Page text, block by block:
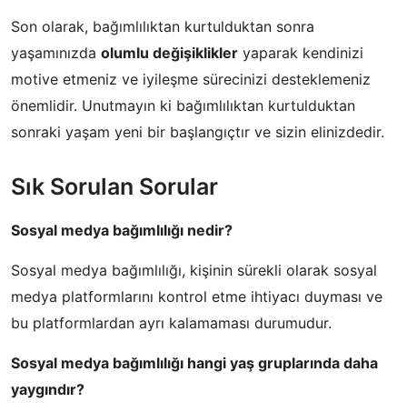
Son olarak, bağımlılıktan kurtulduktan sonra
yaşamınızda olumlu değişiklikler yaparak kendinizi
motive etmeniz ve iyileşme sürecinizi desteklemeniz
önemlidir. Unutmayın ki bağımlılıktan kurtulduktan
sonraki yaşam yeni bir başlangıçtır ve sizin elinizdedir.
Sık Sorulan Sorular
Sosyal medya bağımlılığı nedir?
Sosyal medya bağımlılığı, kişinin sürekli olarak sosyal
medya platformlarını kontrol etme ihtiyacı duyması ve
bu platformlardan ayrı kalamaması durumudur.
Sosyal medya bağımlılığı hangi yaş gruplarında daha
yaygındır?